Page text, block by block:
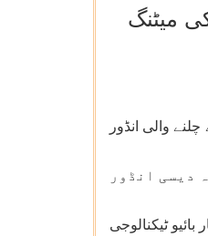
میٹنگ
والی انڈور
دیسی انڈور
بائیو ٹیکنالوجی